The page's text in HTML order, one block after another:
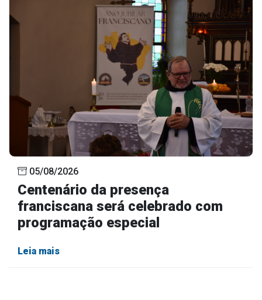
05/08/2026
Centenário da presença
franciscana será celebrado com
programação especial
Leia mais